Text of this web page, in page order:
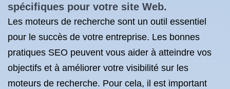
spécifiques pour votre site Web.
Les moteurs de recherche sont un outil essentiel
pour le succès de votre entreprise. Les bonnes
pratiques SEO peuvent vous aider à atteindre vos
objectifs et à améliorer votre visibilité sur les
moteurs de recherche. Pour cela, il est important